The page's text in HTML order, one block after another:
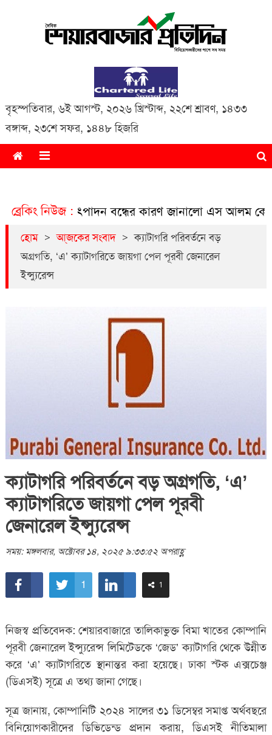
Daily Share Bazar Protidin
বৃহস্পতিবার, ৬ই আগস্ট, ২০২৬ খ্রিস্টাব্দ, ২২শে শ্রাবণ, ১৪৩৩
বঙ্গাব্দ, ২৩শে সফর, ১৪৪৮ হিজরি
ব্রেকিং নিউজ :
উৎপাদন বন্ধের কারণ জানালো এস আলম কোল্ড রোল্ড
হোম > আ্জকের সংবাদ > ক্যাটাগরি পরিবর্তনে বড়
অগ্রগতি, ‘এ’ ক্যাটাগরিতে জায়গা পেল পূরবী জেনারেল
ইন্স্যুরেন্স
ক্যাটাগরি পরিবর্তনে বড় অগ্রগতি, ‘এ’
ক্যাটাগরিতে জায়গা পেল পূরবী
জেনারেল ইন্স্যুরেন্স
সময়: মঙ্গলবার, অক্টোবর ১৪, ২০২৫ ৯:৩৩:৫২ অপরাহ্ণ
1 1
নিজস্ব প্রতিবেদক: শেয়ারবাজারে তালিকাভুক্ত বিমা খাতের কোম্পানি
পূরবী জেনারেল ইন্স্যুরেন্স লিমিটেডকে ‘জেড’ ক্যাটাগরি থেকে উন্নীত
করে ‘এ’ ক্যাটাগরিতে স্থানান্তর করা হয়েছে। ঢাকা স্টক এক্সচেঞ্জ
(ডিএসই) সূত্রে এ তথ্য জানা গেছে।
সূত্র জানায়, কোম্পানিটি ২০২৪ সালের ৩১ ডিসেম্বর সমাপ্ত অর্থবছরে
বিনিয়োগকারীদের ডিভিডেন্ড প্রদান করায়, ডিএসই নীতিমালা